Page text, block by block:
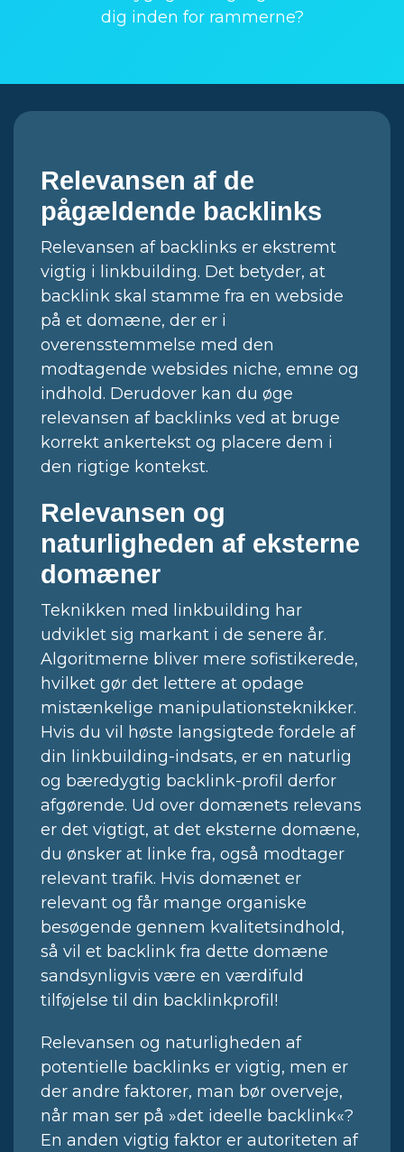
dig inden for rammerne?
Relevansen af de
pågældende backlinks
Relevansen af backlinks er ekstremt
vigtig i linkbuilding. Det betyder, at
backlink skal stamme fra en webside
på et domæne, der er i
overensstemmelse med den
modtagende websides niche, emne og
indhold. Derudover kan du øge
relevansen af backlinks ved at bruge
korrekt ankertekst og placere dem i
den rigtige kontekst.
Relevansen og
naturligheden af eksterne
domæner
Teknikken med linkbuilding har
udviklet sig markant i de senere år.
Algoritmerne bliver mere sofistikerede,
hvilket gør det lettere at opdage
mistænkelige manipulationsteknikker.
Hvis du vil høste langsigtede fordele af
din linkbuilding-indsats, er en naturlig
og bæredygtig backlink-profil derfor
afgørende. Ud over domænets relevans
er det vigtigt, at det eksterne domæne,
du ønsker at linke fra, også modtager
relevant trafik. Hvis domænet er
relevant og får mange organiske
besøgende gennem kvalitetsindhold,
så vil et backlink fra dette domæne
sandsynligvis være en værdifuld
tilføjelse til din backlinkprofil!
Relevansen og naturligheden af
potentielle backlinks er vigtig, men er
der andre faktorer, man bør overveje,
når man ser på »det ideelle backlink«?
En anden vigtig faktor er autoriteten af